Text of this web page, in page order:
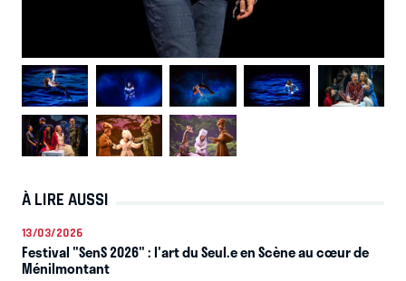
À LIRE AUSSI
13/03/2026
Festival "SenS 2026" : l'art du Seul.e en Scène au cœur de
Ménilmontant